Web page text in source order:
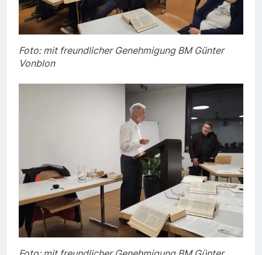
Foto: mit freundlicher Genehmigung BM Günter
Vonblon